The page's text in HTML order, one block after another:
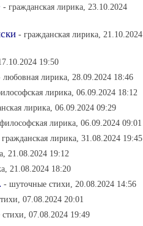
- гражданская лирика, 23.10.2024
- гражданская лирика, 21.10.2024
19:50
любовная лирика, 28.09.2024 18:46
лирика, 06.09.2024 18:12
лирика, 06.09.2024 09:29
лирика, 06.09.2024 09:01
лирика, 31.08.2024 19:45
21.08.2024 19:12
21.08.2024 18:20
- шуточные стихи, 20.08.2024 14:56
07.08.2024 20:01
07.08.2024 19:49